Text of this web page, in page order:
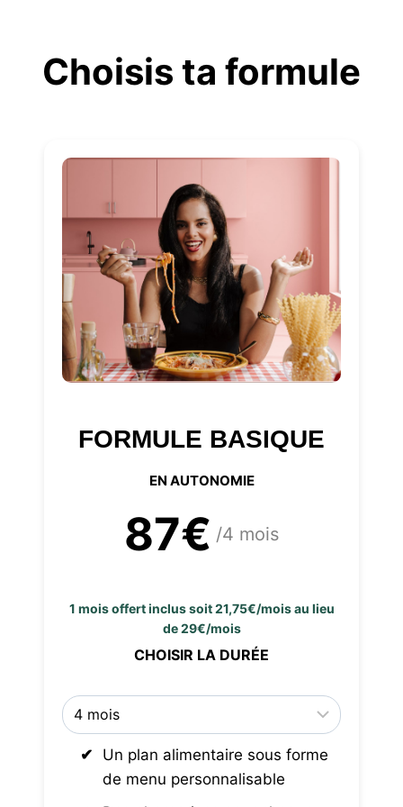
contenuChoisis ta formule
FORMULE BASIQUE
EN AUTONOMIE
87€ /4 mois
1 mois offert inclus soit 21,75€/mois au lieu
de 29€/mois
CHOISIR LA DURÉE
Un plan alimentaire sous forme
de menu personnalisable